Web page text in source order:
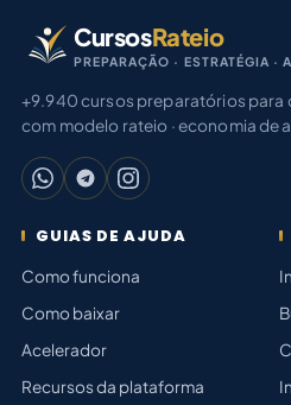
CursosRateio
PREPARAÇÃO · ESTRATÉGIA ·
+9.940 cursos preparatórios para
com modelo rateio · economia de
GUIAS DE AJUDA
Como funciona
Como baixar
Acelerador
Recursos da plataforma